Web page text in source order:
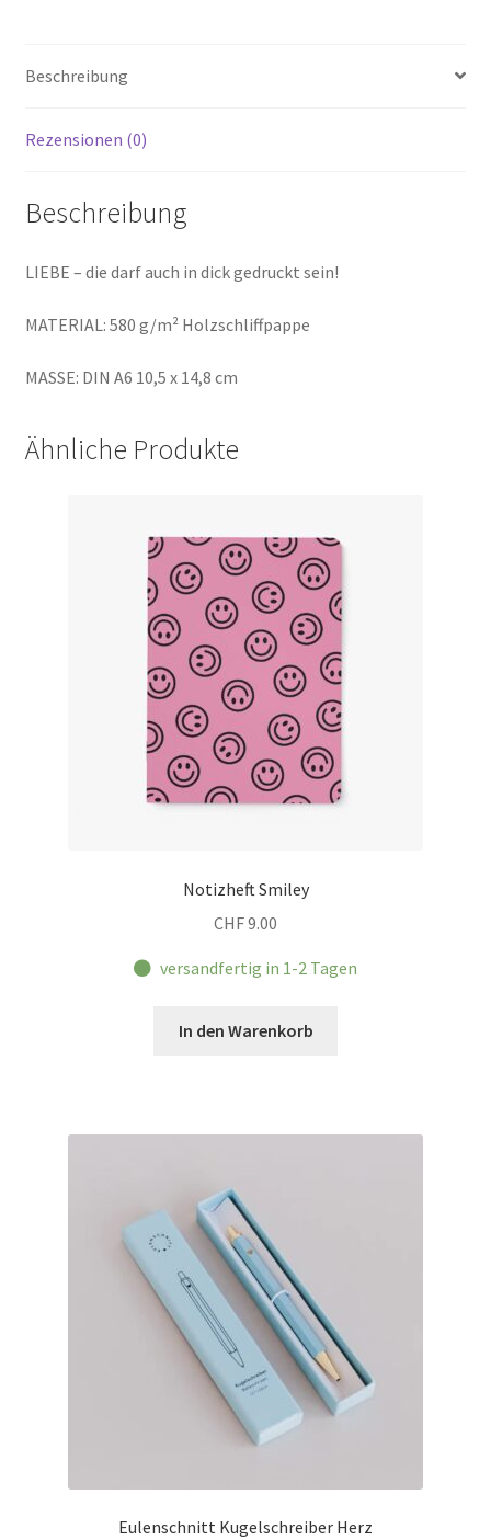
Beschreibung
Rezensionen (0)
Beschreibung
LIEBE – die darf auch in dick gedruckt sein!
MATERIAL: 580 g/m² Holzschliffpappe
MASSE: DIN A6 10,5 x 14,8 cm
Ähnliche Produkte
Notizheft Smiley
CHF9.00
versandfertig in 1-2 Tagen
In den Warenkorb
Eulenschnitt Kugelschreiber Herz